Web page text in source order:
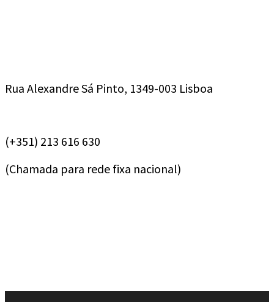
Rua Alexandre Sá Pinto, 1349-003 Lisboa
(+351) 213 616 630
(Chamada para rede fixa nacional)